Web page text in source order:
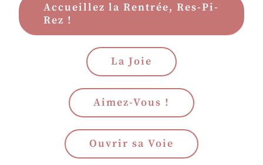
Accueillez la Rentrée, Res-Pi-
Rez !
La Joie
Aimez-Vous !
Ouvrir sa Voie